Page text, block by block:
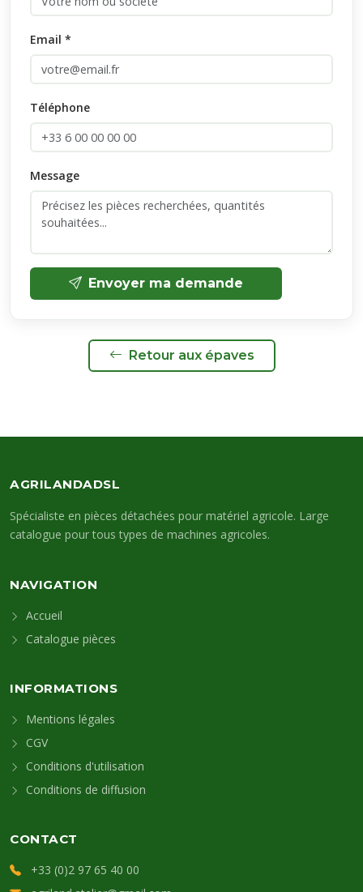
Email *
Téléphone
Message
Envoyer ma demande
Retour aux épaves
AGRILANDADSL
Spécialiste en pièces détachées pour matériel agricole. Large
catalogue pour tous types de machines agricoles.
NAVIGATION
Accueil
Catalogue pièces
INFORMATIONS
Mentions légales
CGV
Conditions d'utilisation
Conditions de diffusion
CONTACT
+33 (0)2 97 65 40 00